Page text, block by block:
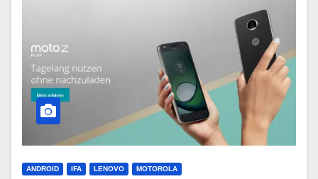
ANDROID IFA LENOVO MOTOROLA